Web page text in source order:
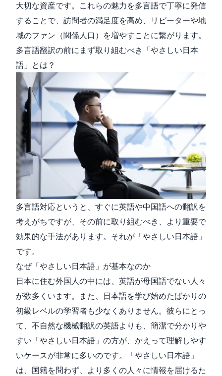
大切な資産です。これらの魅力を多言語で丁寧に発信
することで、訪問者の満足度を高め、リピーターや地
域のファン（関係人口）を増やすことに繋がります。
多言語翻訳の前にまず取り組むべき「やさしい日本
語」とは？
多言語対応というと、すぐに英語や中国語への翻訳を
考えがちですが、その前に取り組むべき、より重要で
効果的な手法があります。それが「やさしい日本語」
です。
なぜ「やさしい日本語」が基本なのか
日本に住む外国人の中には、英語が母国語でない人々
が数多くいます。また、日本語を学び始めたばかりの
初級レベルの学習者も少なくありません。彼らにとっ
て、不自然な機械翻訳の英語よりも、簡潔で分かりや
すい「やさしい日本語」の方が、かえって理解しやす
いケースが非常に多いのです。「やさしい日本語」
は、国籍を問わず、より多くの人々に情報を届けるた